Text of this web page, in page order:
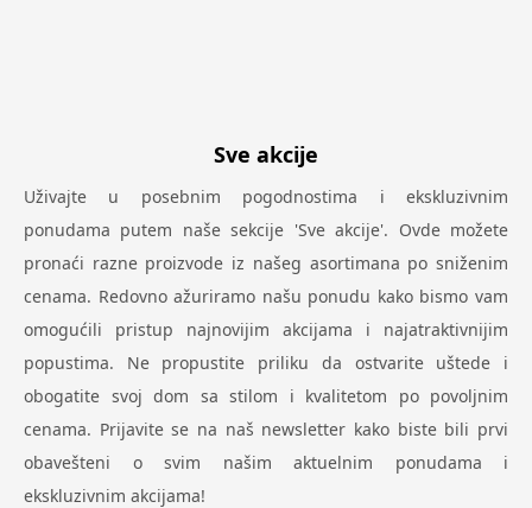
Sve akcije
Uživajte u posebnim pogodnostima i ekskluzivnim
ponudama putem naše sekcije 'Sve akcije'. Ovde možete
pronaći razne proizvode iz našeg asortimana po sniženim
cenama. Redovno ažuriramo našu ponudu kako bismo vam
omogućili pristup najnovijim akcijama i najatraktivnijim
popustima. Ne propustite priliku da ostvarite uštede i
obogatite svoj dom sa stilom i kvalitetom po povoljnim
cenama. Prijavite se na naš newsletter kako biste bili prvi
obavešteni o svim našim aktuelnim ponudama i
ekskluzivnim akcijama!